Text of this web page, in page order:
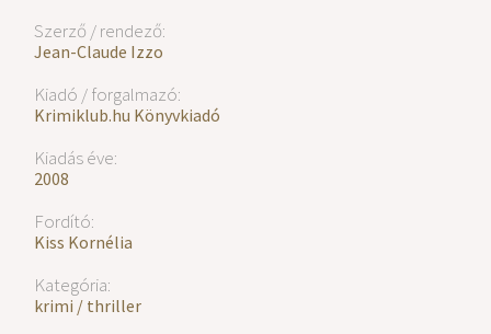
Szerző / rendező:
Jean-Claude Izzo
Kiadó / forgalmazó:
Krimiklub.hu Könyvkiadó
Kiadás éve:
2008
Fordító:
Kiss Kornélia
Kategória:
krimi / thriller